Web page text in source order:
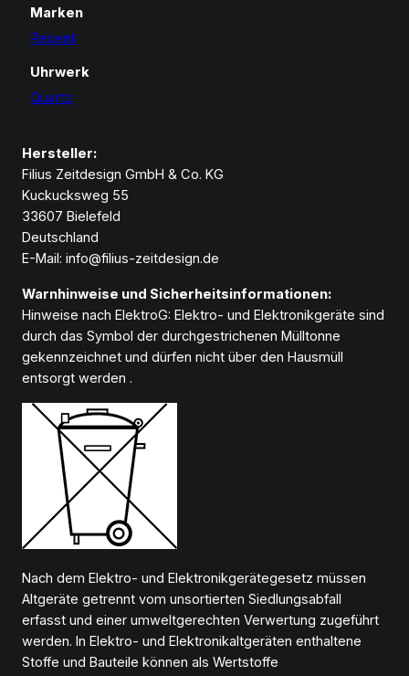
Marken
Regent
Uhrwerk
Quartz
Hersteller:
Filius Zeitdesign GmbH & Co. KG
Kuckucksweg 55
33607 Bielefeld
Deutschland
E-Mail: info@filius-zeitdesign.de
Warnhinweise und Sicherheitsinformationen:
Hinweise nach ElektroG: Elektro- und Elektronikgeräte sind
durch das Symbol der durchgestrichenen Mülltonne
gekennzeichnet und dürfen nicht über den Hausmüll
entsorgt werden .
Nach dem Elektro- und Elektronikgerätegesetz müssen
Altgeräte getrennt vom unsortierten Siedlungsabfall
erfasst und einer umweltgerechten Verwertung zugeführt
werden. In Elektro- und Elektronikaltgeräten enthaltene
Stoffe und Bauteile können als Wertstoffe